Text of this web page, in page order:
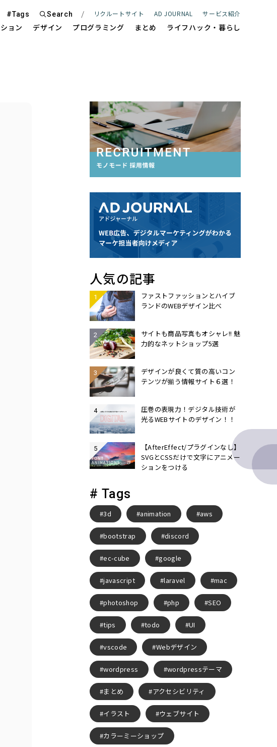
ョン デザイン プログラミング まとめ ライフハック・暮らし
#Tags Search リクルートサイト AD JOURNAL サービス紹介
ECサイト制作
Site Management
人気の記事
ファストファッションとハイブ
ランドのWEBデザイン比べ
サイトも商品写真もオシャレ!! 魅
力的なネットショップ5選
デザインが良くて質の高いコン
テンツが揃う情報サイト６選！
圧巻の表現力！デジタル技術が
光るWEBサイトのデザイン！！
【AfterEffect/プラグインなし】
SVGとCSSだけで文字にアニメー
ションをつける
# Tags
3d animation aws
bootstrap discord
ec-cube google
javascript laravel mac
photoshop php SEO
tips todo UI
vscode Webデザイン
wordpress wordpressテーマ
まとめ アクセシビリティ
イラスト ウェブサイト
カラーミーショップ